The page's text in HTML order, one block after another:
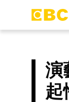
演
起